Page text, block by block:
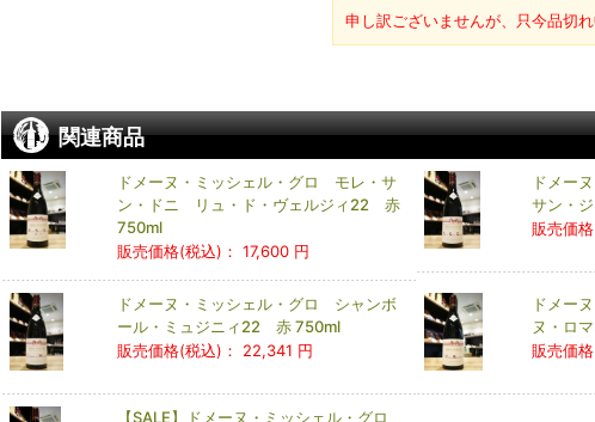
申し訳ございませんが、只今品切れ
関連商品
ドメーヌ・ミッシェル・グロ モレ・サ
ン・ドニ リュ・ド・ヴェルジィ22 赤
750ml
販売価格(税込)： 17,600 円
ドメー
サン・
販売価
ドメーヌ・ミッシェル・グロ シャンボ
ール・ミュジニィ22 赤 750ml
販売価格(税込)：
22,341 円
ドメー
ヌ・ロ
販売価
【SALE】ドメーヌ・ミッシェル・グロ